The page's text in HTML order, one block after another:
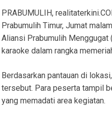
PRABUMULIH,
Prabumulih Timur, Jumat
Aliansi Prabumulih Menggugat
karaoke dalam rangka
Berdasarkan pantauan di
tersebut. Para peserta tampil
yang memadati area kegiatan.